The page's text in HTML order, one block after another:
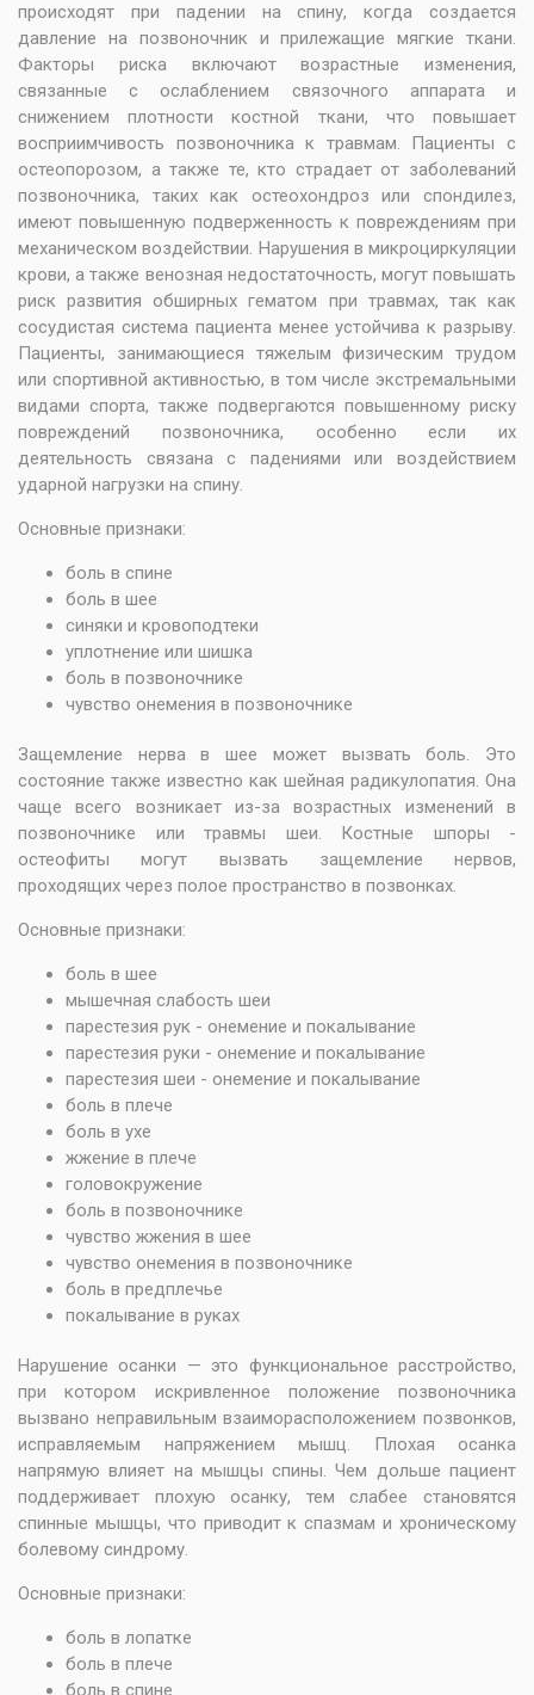
происходят при падении на спину, когда создается
давление на позвоночник и прилежащие мягкие ткани.
Факторы риска включают возрастные изменения,
связанные с ослаблением связочного аппарата и
снижением плотности костной ткани, что повышает
восприимчивость позвоночника к травмам. Пациенты с
остеопорозом, а также те, кто страдает от заболеваний
позвоночника, таких как остеохондроз или спондилез,
имеют повышенную подверженность к повреждениям при
механическом воздействии. Нарушения в микроциркуляции
крови, а также венозная недостаточность, могут повышать
риск развития обширных гематом при травмах, так как
сосудистая система пациента менее устойчива к разрыву.
Пациенты, занимающиеся тяжелым физическим трудом
или спортивной активностью, в том числе экстремальными
видами спорта, также подвергаются повышенному риску
повреждений позвоночника, особенно если их
деятельность связана с падениями или воздействием
ударной нагрузки на спину.
Основные признаки:
боль в спине
боль в шее
синяки и кровоподтеки
уплотнение или шишка
боль в позвоночнике
чувство онемения в позвоночнике
Защемление нерва в шее может вызвать боль. Это
состояние также известно как шейная радикулопатия. Она
чаще всего возникает из-за возрастных изменений в
позвоночнике или травмы шеи. Костные шпоры -
остеофиты могут вызвать защемление нервов,
проходящих через полое пространство в позвонках.
Основные признаки:
боль в шее
мышечная слабость шеи
парестезия рук - онемение и покалывание
парестезия руки - онемение и покалывание
парестезия шеи - онемение и покалывание
боль в плече
боль в ухе
жжение в плече
головокружение
боль в позвоночнике
чувство жжения в шее
чувство онемения в позвоночнике
боль в предплечье
покалывание в руках
Нарушение осанки — это функциональное расстройство,
при котором искривленное положение позвоночника
вызвано неправильным взаиморасположением позвонков,
исправляемым напряжением мышц. Плохая осанка
напрямую влияет на мышцы спины. Чем дольше пациент
поддерживает плохую осанку, тем слабее становятся
спинные мышцы, что приводит к спазмам и хроническому
болевому синдрому.
Основные признаки:
боль в лопатке
боль в плече
боль в спине